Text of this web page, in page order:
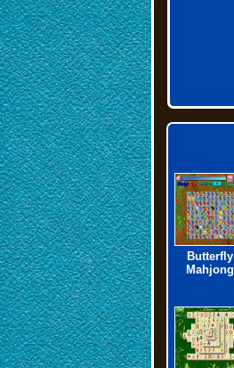
Butterfly
Mahjong